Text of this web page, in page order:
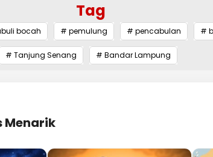
Tag
bocah # pemulung # pencabulan #
# Tanjung Senang # Bandar Lampung
Menarik